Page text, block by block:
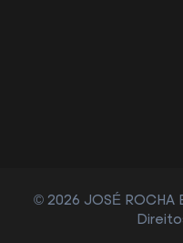
© 2026 JOSÉ